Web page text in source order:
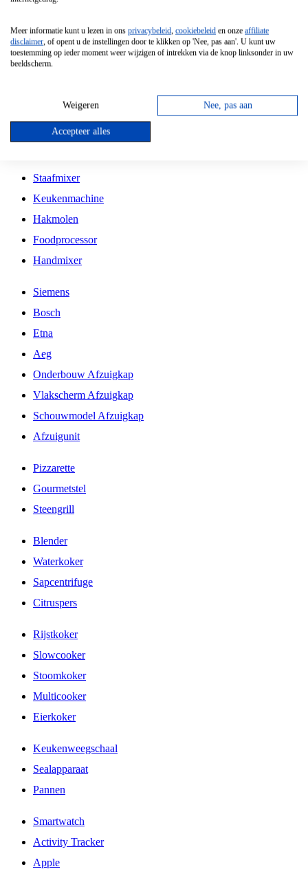
Vrijstaande Magnetron
Vrijstaande Kookplaat
Inbouw Gaskookplaat
Inbouw Keramische Kookplaat
Kookplaat Accessoires
Staafmixer
Keukenmachine
Hakmolen
Foodprocessor
Handmixer
Siemens
Bosch
Etna
Aeg
Onderbouw Afzuigkap
Vlakscherm Afzuigkap
Schouwmodel Afzuigkap
Afzuigunit
Pizzarette
Gourmetstel
Steengrill
Blender
Waterkoker
Sapcentrifuge
Citruspers
Rijstkoker
Slowcooker
Stoomkoker
Multicooker
Eierkoker
Keukenweegschaal
Sealapparaat
Pannen
Smartwatch
Activity Tracker
Apple
Meer informatie kunt u lezen in ons privacybeleid, cookiebeleid en onze affiliate
disclaimer, of opent u de instellingen door te klikken op 'Nee, pas aan'. U kunt uw
toestemming op ieder moment weer wijzigen of intrekken via de knop linksonder in uw
beeldscherm.
Weigeren Nee, pas aan
Accepteer alles